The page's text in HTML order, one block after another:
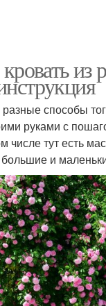
из
способы
руками с
числе тут есть
большие и